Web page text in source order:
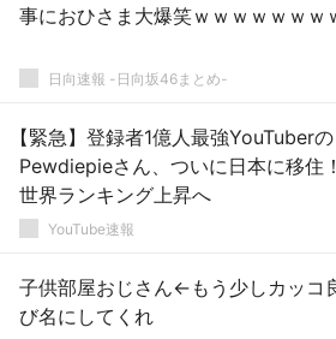
事におひさま大爆笑ｗｗｗｗｗｗｗ
日向速報 -日向坂46まとめ-
【緊急】登録者1億人最強YouTuberの
Pewdiepieさん、ついに日本に移住
世界ランキング上昇へ
YouTube速報
子供部屋おじさん←もう少しカッコ
び名にしてくれ